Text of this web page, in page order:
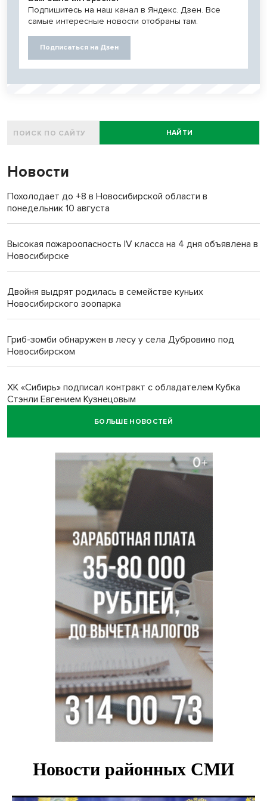
Подпишитесь на наш канал в Яндекс. Дзен. Все
самые интересные новости отобраны там.
Подписаться на Дзен
НАЙТИ
Новости
Похолодает до +8 в Новосибирской области в
понедельник 10 августа
Высокая пожароопасность IV класса на 4 дня объявлена в
Новосибирске
Двойня выдрят родилась в семействе куньих
Новосибирского зоопарка
Гриб-зомби обнаружен в лесу у села Дубровино под
Новосибирском
ХК «Сибирь» подписал контракт с обладателем Кубка
Стэнли Евгением Кузнецовым
БОЛЬШЕ НОВОСТЕЙ